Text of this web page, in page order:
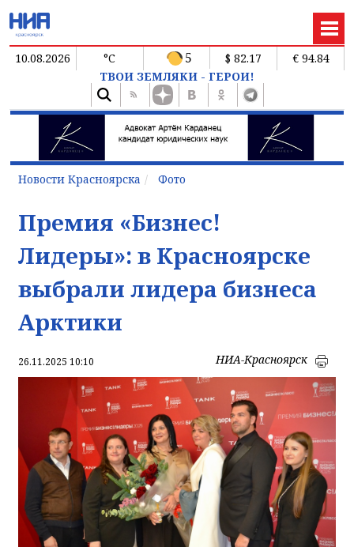
10.08.2026 °C 5 $ 82.17
€ 94.84
ТВОИ ЗЕМЛЯКИ - ГЕРОИ!
Новости Красноярска Фото
Премия «Бизнес!
Лидеры»: в Красноярске
выбрали лидера бизнеса
Арктики
26.11.2025 10:10 НИА-Красноярск